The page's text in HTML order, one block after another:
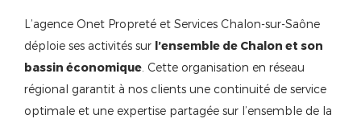
L’agence Onet Propreté et Services Chalon-sur-Saône
déploie ses activités sur l’ensemble de Chalon et son
bassin économique . Cette organisation en réseau
régional garantit à nos clients une continuité de service
optimale et une expertise partagée sur l’ensemble de la